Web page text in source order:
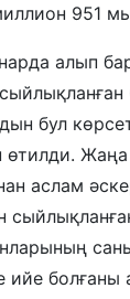
951
алып
бул
өтилди.
аслам
ийе болғаны